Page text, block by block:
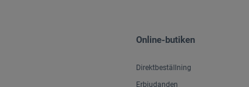
Online-butiken
Direktbeställning
Erbjudanden